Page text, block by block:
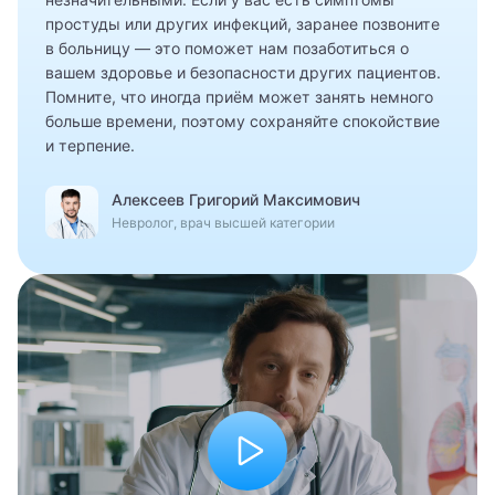
простуды или других инфекций, заранее позвоните
в больницу — это поможет нам позаботиться о
вашем здоровье и безопасности других пациентов.
Помните, что иногда приём может занять немного
больше времени, поэтому сохраняйте спокойствие
и терпение.
Алексеев Григорий Максимович
Невролог, врач высшей категории
Попов Матвей Маркович
Рентген
Родионова Елизавета Марковна
Тимофеев Александр Никитич
Ухолов Тимур Иванович
Ушкалова Виктория Евгеньевна
Шестаков Антон Александрович
Анестезиолог-реаниматолог
Аритмолог
Артролог
Афазиолог
Бариатрический хирург
Вертебролог
Врач ЛФК
Врач общей практики (семейный врач)
Врач подолог (подиатр)
Врач скорой помощи